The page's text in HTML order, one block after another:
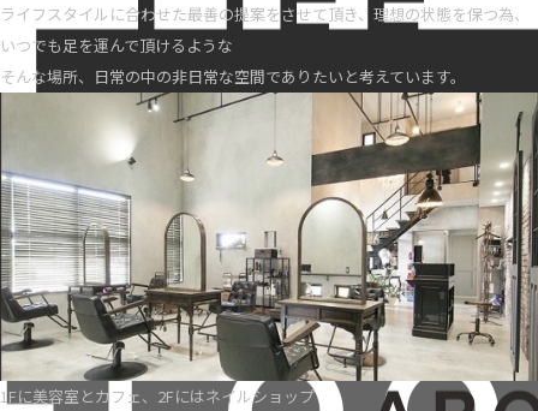
ライフスタイルに合わせた最善の提案をさせて頂き、理想の状態を保つ為、
いつでも足を運んで頂けるような
そんな場所、日常の中の非日常な空間でありたいと考えています。
1Fに美容室とカフェ、2Fにはネイルショップ